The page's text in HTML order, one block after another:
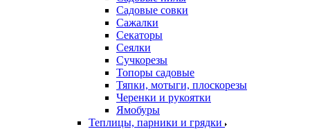
Садовые совки
Сажалки
Секаторы
Сеялки
Сучкорезы
Топоры садовые
Тяпки, мотыги, плоскорезы
Черенки и рукоятки
Ямобуры
Теплицы, парники и грядки